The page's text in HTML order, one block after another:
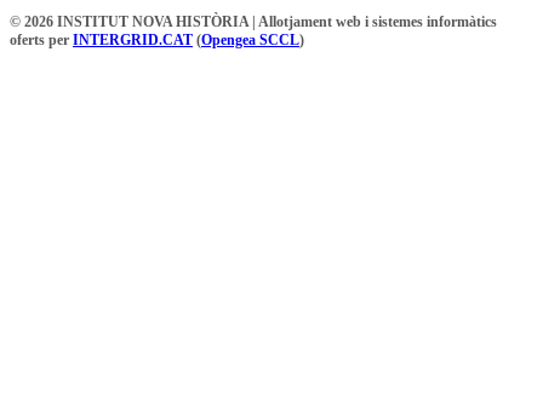
© 2026 INSTITUT NOVA HISTÒRIA | Allotjament web i sistemes informàtics
oferts per INTERGRID.CAT (Opengea SCCL)